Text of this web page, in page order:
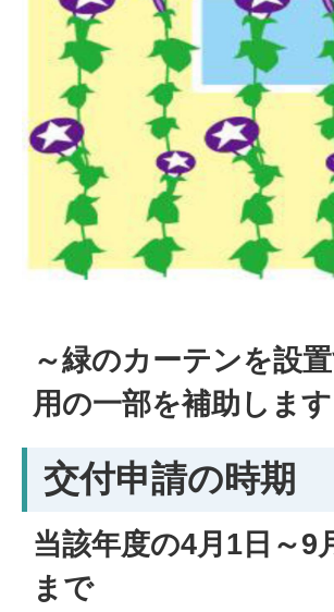
～緑のカーテンを設
用の一部を補助します
交付申請の時期
当該年度の4月1日～9
まで